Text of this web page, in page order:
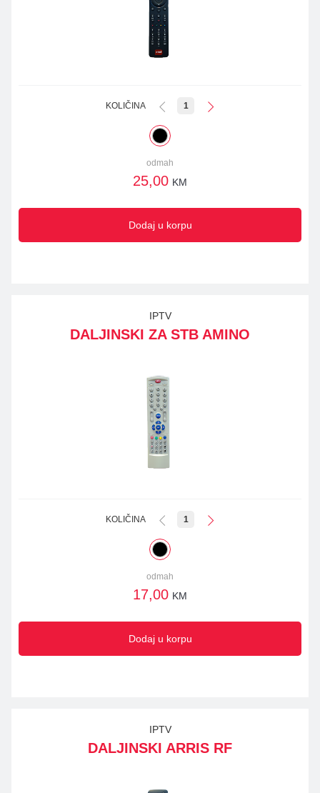
KOLIČINA 1
odmah
25,00 KM
Dodaj u korpu
IPTV
DALJINSKI ZA STB AMINO
KOLIČINA 1
odmah
17,00 KM
Dodaj u korpu
IPTV
DALJINSKI ARRIS RF